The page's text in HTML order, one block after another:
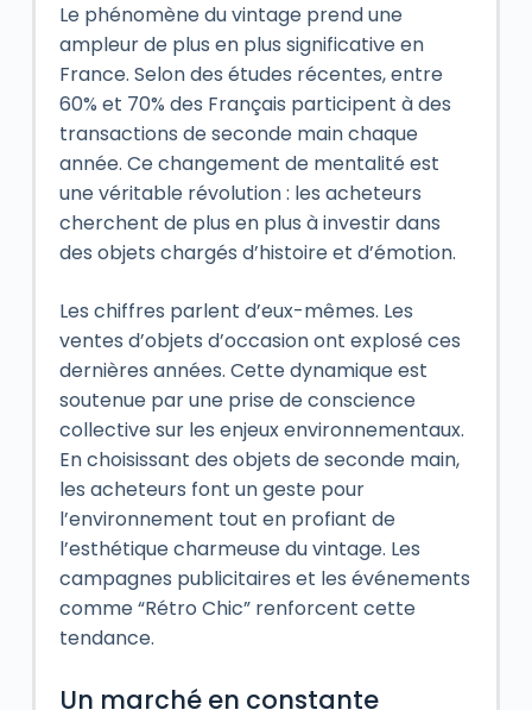
Le phénomène du vintage prend une
ampleur de plus en plus significative en
France. Selon des études récentes, entre
60% et 70% des Français participent à des
transactions de seconde main chaque
année. Ce changement de mentalité est
une véritable révolution : les acheteurs
cherchent de plus en plus à investir dans
des objets chargés d’histoire et d’émotion.
Les chiffres parlent d’eux-mêmes. Les
ventes d’objets d’occasion ont explosé ces
dernières années. Cette dynamique est
soutenue par une prise de conscience
collective sur les enjeux environnementaux.
En choisissant des objets de seconde main,
les acheteurs font un geste pour
l’environnement tout en profiant de
l’esthétique charmeuse du vintage. Les
campagnes publicitaires et les événements
comme “Rétro Chic” renforcent cette
tendance.
Un marché en constante